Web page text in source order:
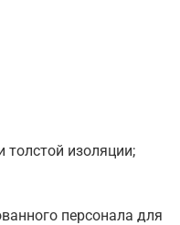
изоляции;
персонала для